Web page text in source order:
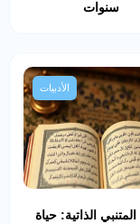
سنوات
الأدبيات
الذاتية: حياة